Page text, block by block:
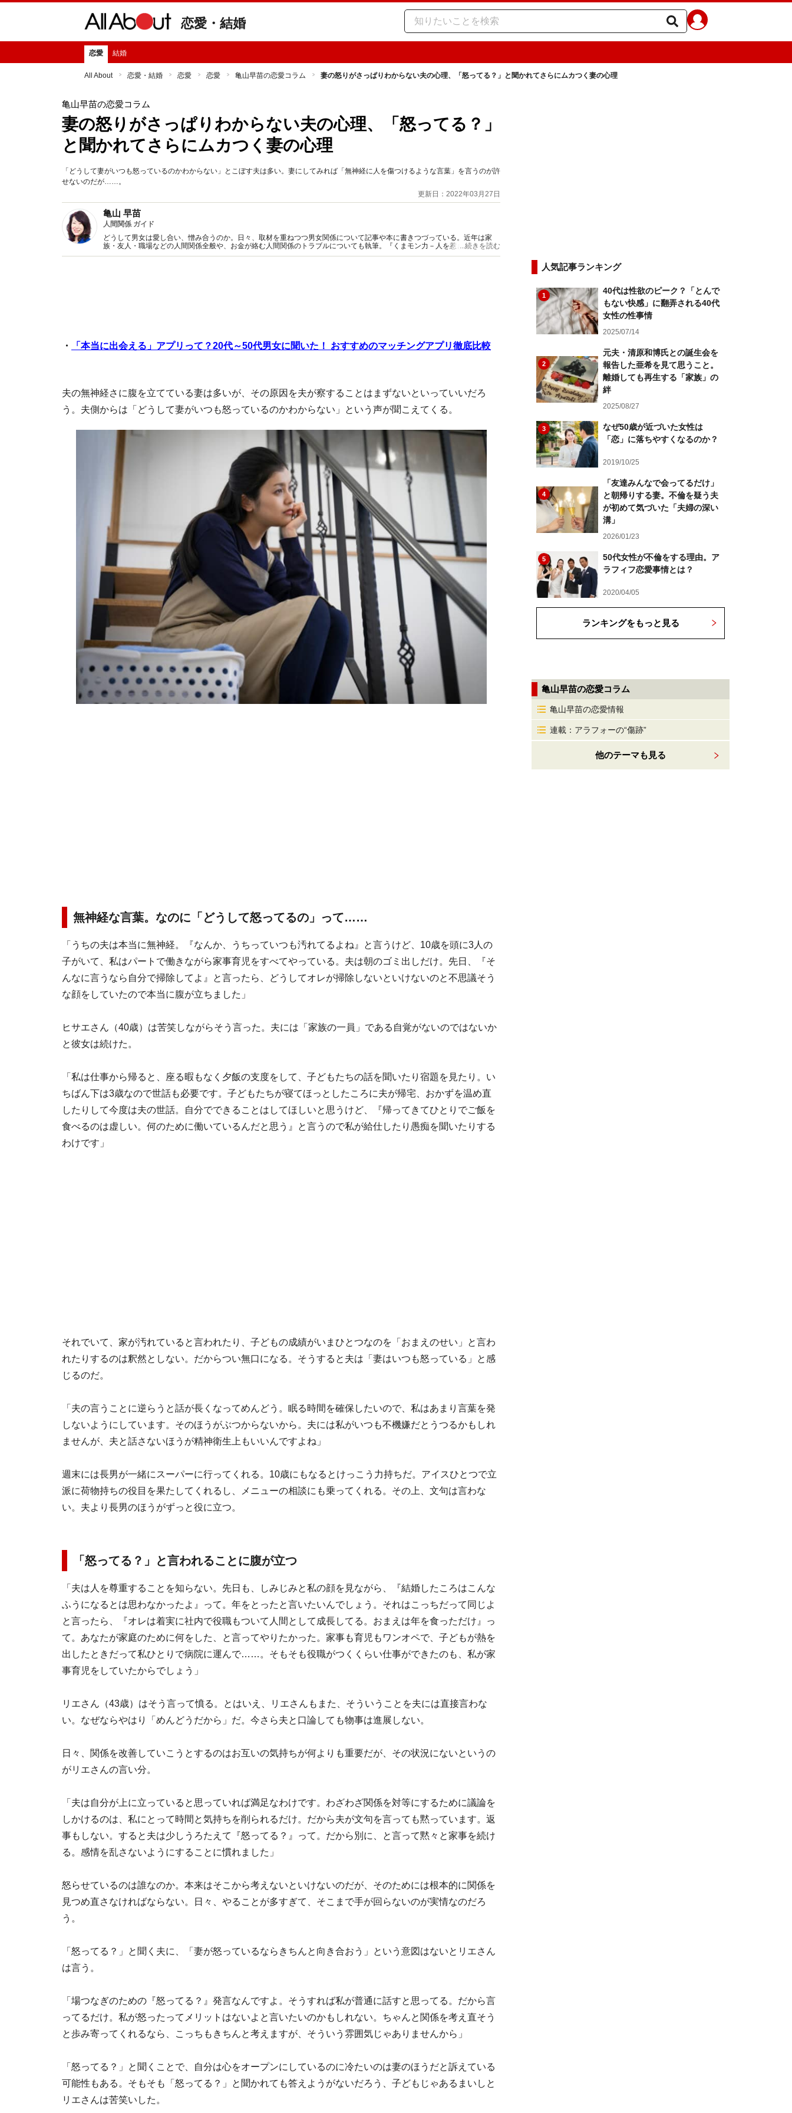
恋愛・結婚
恋愛 結婚
All About 恋愛・結婚 恋愛 恋愛 亀山早苗の恋愛コラム 妻の怒りがさっぱりわからない夫の心理、「怒ってる？」と聞かれてさらにムカつく妻の心理
亀山早苗の恋愛コラム
妻の怒りがさっぱりわからない夫の心理、「怒ってる？」
と聞かれてさらにムカつく妻の心理
「どうして妻がいつも怒っているのかわからない」とこぼす夫は多い。妻にしてみれば「無神経に人を傷つけるような言葉」を言うのが許
せないのだが……。
更新日：2022年03月27日
亀山 早苗
人間関係 ガイド
どうして男女は愛し合い、憎み合うのか。日々、取材を重ねつつ男女関係について記事や本に書きつづっている。近年は家
族・友人・職場などの人間関係全般や、お金が絡む人間関係のトラブルについても執筆。『くまモン力－人を惹きつける愛と
魅力の秘密』など著書多数。
...続きを読む
・ 「本当に出会える」アプリって？20代～50代男女に聞いた！ おすすめのマッチングアプリ徹底比較
夫の無神経さに腹を立てている妻は多いが、その原因を夫が察することはまずないといっていいだろ
う。夫側からは「どうして妻がいつも怒っているのかわからない」という声が聞こえてくる。
無神経な言葉。なのに「どうして怒ってるの」って……
「うちの夫は本当に無神経。『なんか、うちっていつも汚れてるよね』と言うけど、10歳を頭に3人の
子がいて、私はパートで働きながら家事育児をすべてやっている。夫は朝のゴミ出しだけ。先日、『そ
んなに言うなら自分で掃除してよ』と言ったら、どうしてオレが掃除しないといけないのと不思議そう
な顔をしていたので本当に腹が立ちました」
ヒサエさん（40歳）は苦笑しながらそう言った。夫には「家族の一員」である自覚がないのではないか
と彼女は続けた。
「私は仕事から帰ると、座る暇もなく夕飯の支度をして、子どもたちの話を聞いたり宿題を見たり。い
ちばん下は3歳なので世話も必要です。子どもたちが寝てほっとしたころに夫が帰宅、おかずを温め直
したりして今度は夫の世話。自分でできることはしてほしいと思うけど、『帰ってきてひとりでご飯を
食べるのは虚しい。何のために働いているんだと思う』と言うので私が給仕したり愚痴を聞いたりする
わけです」
それでいて、家が汚れていると言われたり、子どもの成績がいまひとつなのを「おまえのせい」と言わ
れたりするのは釈然としない。だからつい無口になる。そうすると夫は「妻はいつも怒っている」と感
じるのだ。
「夫の言うことに逆らうと話が長くなってめんどう。眠る時間を確保したいので、私はあまり言葉を発
しないようにしています。そのほうがぶつからないから。夫には私がいつも不機嫌だとうつるかもしれ
ませんが、夫と話さないほうが精神衛生上もいいんですよね」
週末には長男が一緒にスーパーに行ってくれる。10歳にもなるとけっこう力持ちだ。アイスひとつで立
派に荷物持ちの役目を果たしてくれるし、メニューの相談にも乗ってくれる。その上、文句は言わな
い。夫より長男のほうがずっと役に立つ。
「怒ってる？」と言われることに腹が立つ
「夫は人を尊重することを知らない。先日も、しみじみと私の顔を見ながら、『結婚したころはこんな
ふうになるとは思わなかったよ』って。年をとったと言いたいんでしょう。それはこっちだって同じよ
と言ったら、『オレは着実に社内で役職もついて人間として成長してる。おまえは年を食っただけ』っ
て。あなたが家庭のために何をした、と言ってやりたかった。家事も育児もワンオペで、子どもが熱を
出したときだって私ひとりで病院に運んで……。そもそも役職がつくくらい仕事ができたのも、私が家
事育児をしていたからでしょう」
リエさん（43歳）はそう言って憤る。とはいえ、リエさんもまた、そういうことを夫には直接言わな
い。なぜならやはり「めんどうだから」だ。今さら夫と口論しても物事は進展しない。
日々、関係を改善していこうとするのはお互いの気持ちが何よりも重要だが、その状況にないというの
がリエさんの言い分。
「夫は自分が上に立っていると思っていれば満足なわけです。わざわざ関係を対等にするために議論を
しかけるのは、私にとって時間と気持ちを削られるだけ。だから夫が文句を言っても黙っています。返
事もしない。すると夫は少しうろたえて『怒ってる？』って。だから別に、と言って黙々と家事を続け
る。感情を乱さないようにすることに慣れました」
怒らせているのは誰なのか。本来はそこから考えないといけないのだが、そのためには根本的に関係を
見つめ直さなければならない。日々、やることが多すぎて、そこまで手が回らないのが実情なのだろ
う。
「怒ってる？」と聞く夫に、「妻が怒っているならきちんと向き合おう」という意図はないとリエさん
は言う。
「場つなぎのための『怒ってる？』発言なんですよ。そうすれば私が普通に話すと思ってる。だから言
ってるだけ。私が怒ったってメリットはないよと言いたいのかもしれない。ちゃんと関係を考え直そう
と歩み寄ってくれるなら、こっちもきちんと考えますが、そういう雰囲気じゃありませんから」
「怒ってる？」と聞くことで、自分は心をオープンにしているのに冷たいのは妻のほうだと訴えている
可能性もある。そもそも「怒ってる？」と聞かれても答えようがないだろう、子どもじゃあるまいしと
リエさんは苦笑いした。
人気記事ランキング
1
40代は性欲のピーク？「とんで
もない快感」に翻弄される40代
女性の性事情
2025/07/14
2
元夫・清原和博氏との誕生会を
報告した亜希を見て思うこと。
離婚しても再生する「家族」の
絆
2025/08/27
3
なぜ50歳が近づいた女性は
「恋」に落ちやすくなるのか？
2019/10/25
4
「友達みんなで会ってるだけ」
と朝帰りする妻。不倫を疑う夫
が初めて気づいた「夫婦の深い
溝」
2026/01/23
5
50代女性が不倫をする理由。ア
ラフィフ恋愛事情とは？
2020/04/05
ランキングをもっと見る
亀山早苗の恋愛コラム
亀山早苗の恋愛情報
連載：アラフォーの“傷跡”
他のテーマも見る